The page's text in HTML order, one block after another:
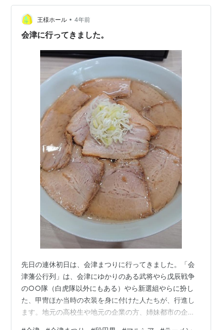
王様ホール • 4年前
会津に行ってきました。
先日の連休初日は、会津まつりに行ってきました。「会
津藩公行列」は、会津にゆかりのある武将やら戊辰戦争
の○○隊（白虎隊以外にもある）やら新選組やらに扮し
た、甲冑ほか当時の衣装を身に付けた人たちが、行進し
ます。地元の高校生や地元の企業の方、姉妹都市の企業